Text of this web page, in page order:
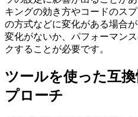
キングの効き方やコードのス
の方式などに変化がある場合
変化がないか、パフォーマン
クすることが必要です。
ツールを使った互
プローチ